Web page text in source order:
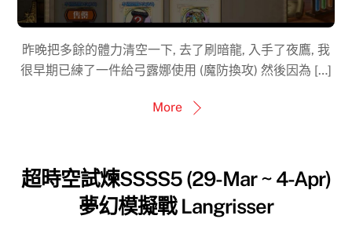
昨晚把多餘的體力清空一下, 去了刷暗龍, 入手了夜鷹, 我
很早期已練了一件給弓露娜使用 (魔防換攻) 然後因為 […]
More
超時空試煉SSSS5 (29-Mar ~ 4-Apr)
夢幻模擬戰 Langrisser